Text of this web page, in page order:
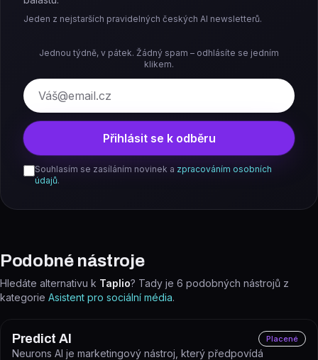
Jeden z nejstarších pravidelných českých AI newsletterů.
Jednou týdně, v pátek. Žádný spam – odhlásíte se jedním
klikem.
E-mail
Přihlásit se k odběru
Souhlasím se zasíláním novinek a zpracováním osobních
údajů.
Podobné nástroje
Hledáte alternativu k Taplio? Tady je 6 podobných nástrojů z
kategorie Asistent pro sociální média.
Predict AI Placené
Neurons AI je marketingový nástroj, který předpovídá